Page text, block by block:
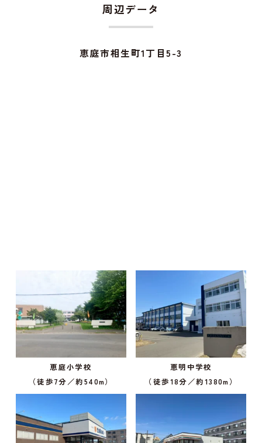
周辺データ
恵庭市相生町1丁目5-3
恵庭小学校
（徒歩7分／約540m）
恵明中学校
（徒歩18分／約1380m）